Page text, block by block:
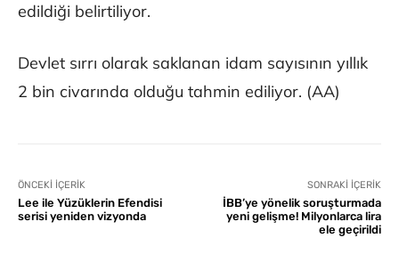
edildiği belirtiliyor.
Devlet sırrı olarak saklanan idam sayısının yıllık
2 bin civarında olduğu tahmin ediliyor. (AA)
ÖNCEKI İÇERIK
Lee ile Yüzüklerin Efendisi
serisi yeniden vizyonda
SONRAKI İÇERIK
İBB’ye yönelik soruşturmada
yeni gelişme! Milyonlarca lira
ele geçirildi